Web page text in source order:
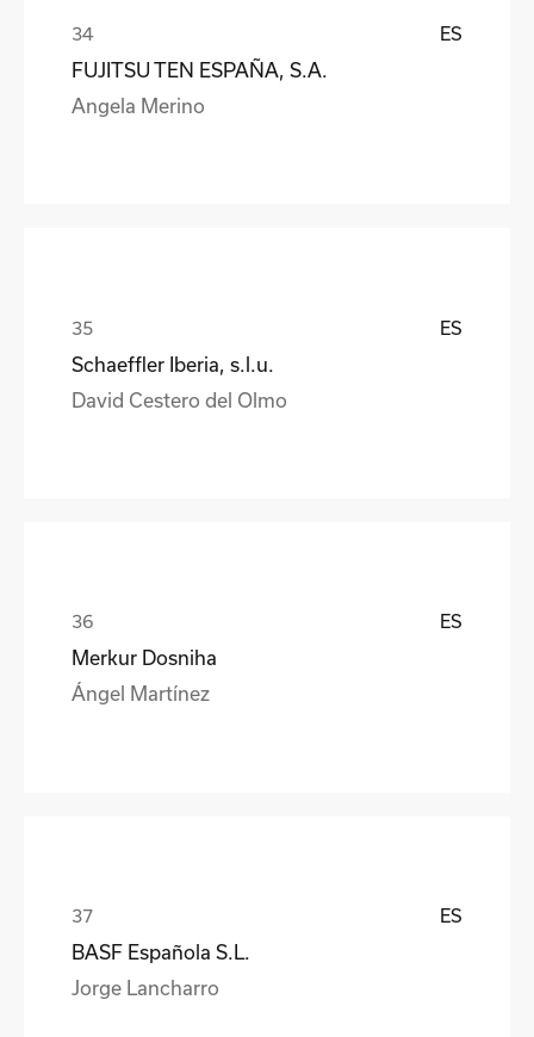
ES
FUJITSU TEN ESPAÑA, S.A.
Angela Merino
ES
Schaeffler Iberia, s.l.u.
David Cestero del Olmo
ES
Merkur Dosniha
Ángel Martínez
ES
BASF Española S.L.
Jorge Lancharro